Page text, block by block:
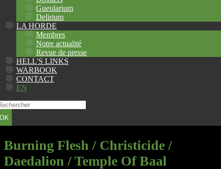
Gueularium
Delirium
LA HORDE
Membres
Notre actualité
Revue de presse
HELL'S LINKS
WARBOOK
CONTACT
EN
OK
Burning Flesh / Christicide /
Daedalion / Temple Of Baal